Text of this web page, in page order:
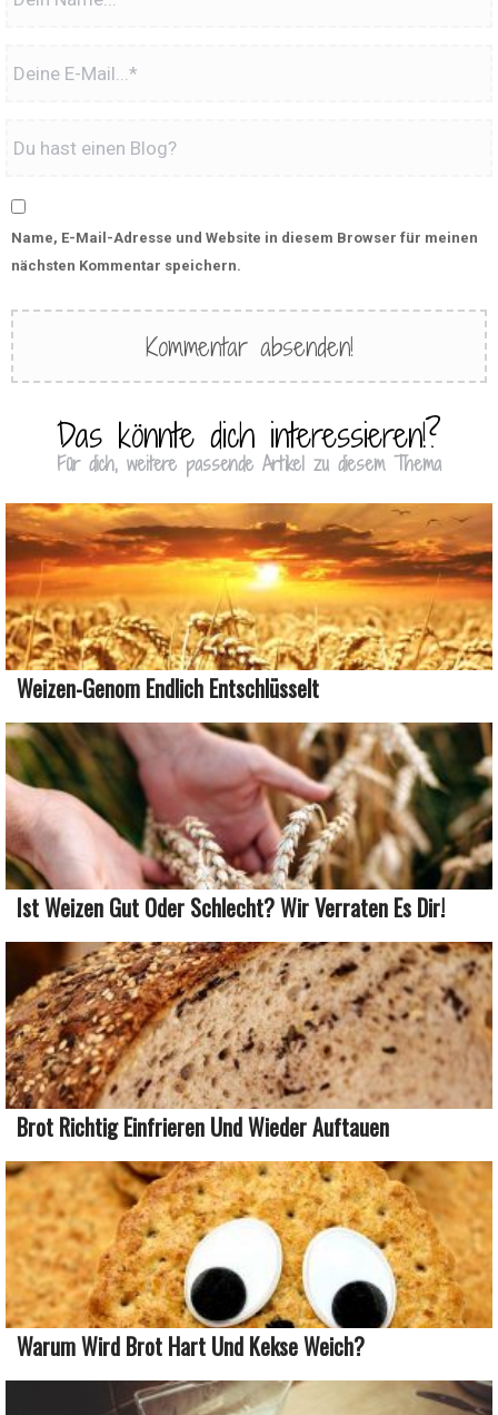
Name, E-Mail-Adresse und Website in diesem Browser für meinen
nächsten Kommentar speichern.
Das könnte dich interessieren!?
Für dich, weitere passende Artikel zu diesem Thema
Weizen-Genom Endlich Entschlüsselt
Ist Weizen Gut Oder Schlecht? Wir Verraten Es Dir!
Brot Richtig Einfrieren Und Wieder Auftauen
Warum Wird Brot Hart Und Kekse Weich?